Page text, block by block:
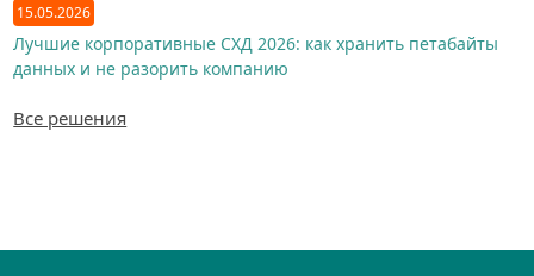
15.05.2026
Лучшие корпоративные СХД 2026: как хранить петабайты
данных и не разорить компанию
Все решения